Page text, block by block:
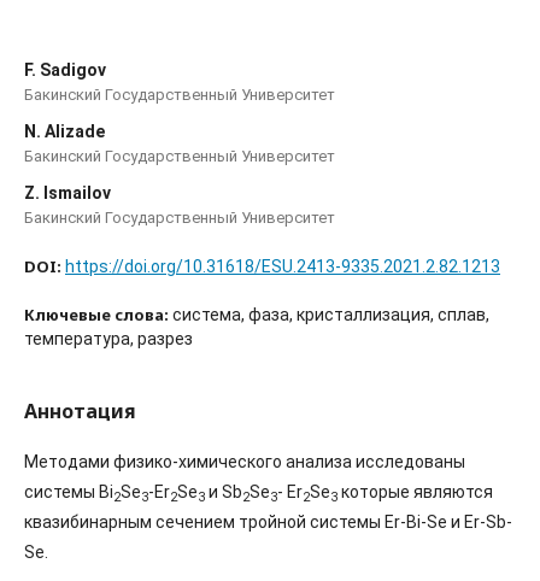
F. Sadigov
Бакинский Государственный Университет
N. Alizade
Бакинский Государственный Университет
Z. Ismailov
Бакинский Государственный Университет
DOI: https://doi.org/10.31618/ESU.2413-9335.2021.2.82.1213
Ключевые слова: система, фаза, кристаллизация, сплав,
температура, разрез
Аннотация
Методами физико-химического анализа исследованы
системы Bi2Se3-Er2Se3 и Sb2Se3- Er2Se3 которые являются
квазибинарным сечением тройной системы Er-Bi-Se и Er-Sb-
Se.